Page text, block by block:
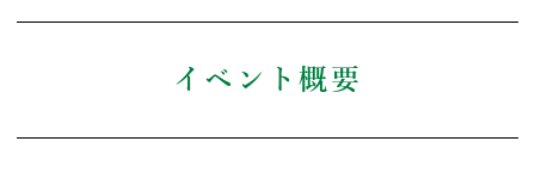
イベント概要